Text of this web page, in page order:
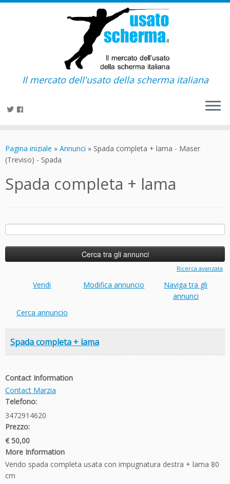
contenuto
Il mercato dell'usato della scherma italiana
Pagina iniziale » Annunci » Spada completa + lama - Maser
(Treviso) - Spada
Spada completa + lama
Ricerca
Ricerca avanzata
Vendi Modifica annuncio
Naviga tra gli
annunci
Cerca annuncio
Spada completa + lama
Contact Information
Contact Marzia
Telefono:
3472914620
Prezzo:
€ 50,00
More Information
Vendo spada completa usata con impugnatura destra + lama 80
cm